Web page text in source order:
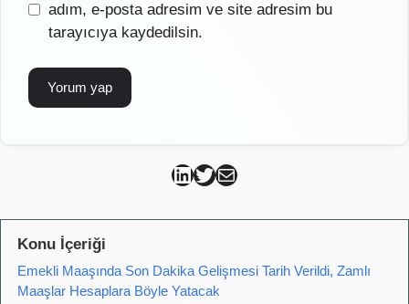
sitesiadım, e-posta adresim ve site adresim bu
tarayıcıya kaydedilsin.
Can Kütahya Linkedin
Can Kütahya Twitter
Can Kütahya Mail
Konu İçeriği
Emekli Maaşında Son Dakika Gelişmesi Tarih Verildi, Zamlı
Maaşlar Hesaplara Böyle Yatacak